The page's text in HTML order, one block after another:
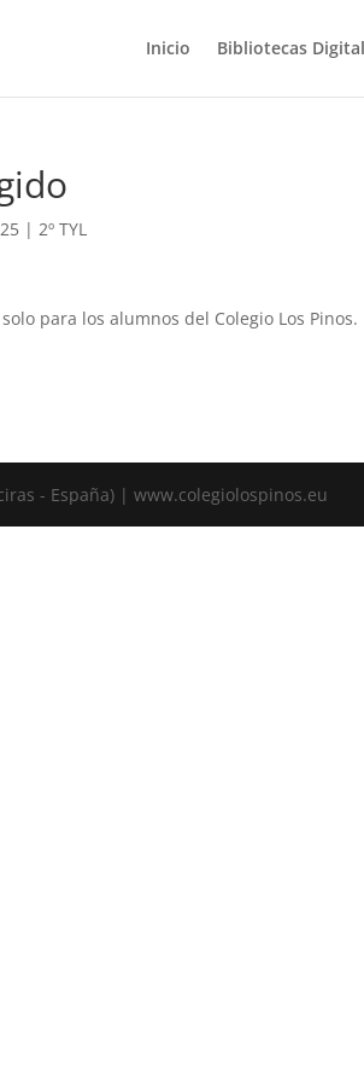
Inicio Bibliotecas
|2º TYL
para los alumnos del Colegio Los
- España) | www.colegiolospinos.eu